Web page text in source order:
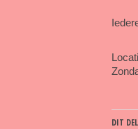
DIT